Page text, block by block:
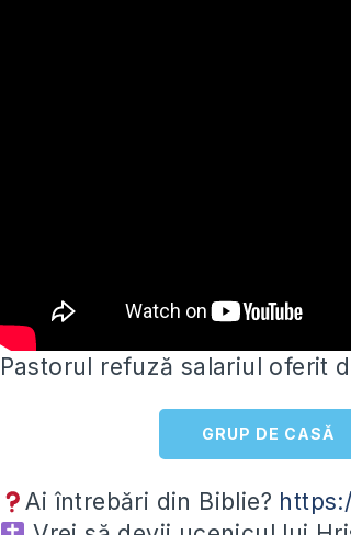
Pastorul refuză salariul oferit
GRUP DE CASĂ
Ai întrebări din Biblie?